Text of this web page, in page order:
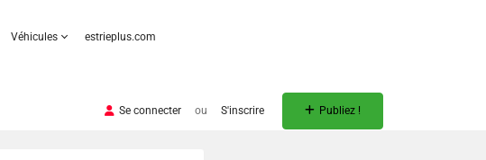
Véhicules estrieplus.com
Se connecter ou S'inscrire Publiez !